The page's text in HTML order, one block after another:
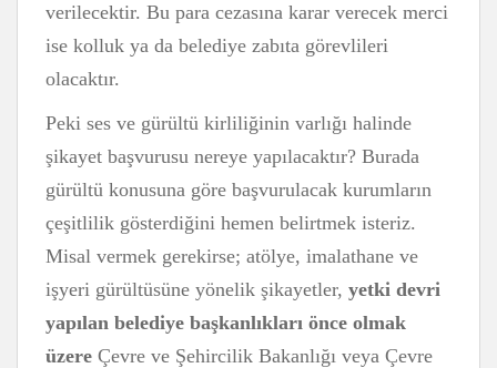
verilecektir. Bu para cezasına karar verecek merci
ise kolluk ya da belediye zabıta görevlileri
olacaktır.
Peki ses ve gürültü kirliliğinin varlığı halinde
şikayet başvurusu nereye yapılacaktır? Burada
gürültü konusuna göre başvurulacak kurumların
çeşitlilik gösterdiğini hemen belirtmek isteriz.
Misal vermek gerekirse; atölye, imalathane ve
işyeri gürültüsüne yönelik şikayetler, yetki devri
yapılan belediye başkanlıkları önce olmak
üzere Çevre ve Şehircilik Bakanlığı veya Çevre